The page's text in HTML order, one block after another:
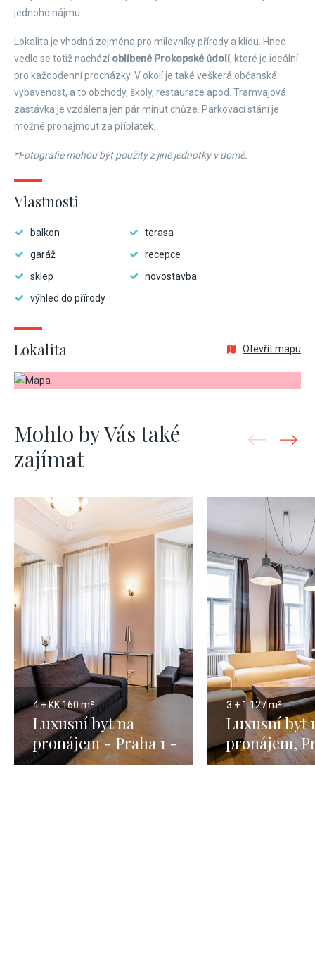
jednoho nájmu.
Lokalita je vhodná zejména pro milovníky přírody a klidu. Hned
vedle se totiž nacházíoblíbené Prokopské údolí, které je ideální
pro každodenní procházky. V okolí je také veškerá občanská
vybavenost, a to obchody, školy, restaurace apod. Tramvajová
zastávka je vzdálena jen pár minut chůze. Parkovací stání je
možné pronajmout za příplatek.
*Fotografie mohou být použity z jiné jednotky v domě.
Vlastnosti
balkon
terasa
garáž
recepce
sklep
novostavba
výhled do přírody
Lokalita Otevřít mapu
Mohlo by Vás také
zajímat
4 + KK160 m²
Luxusní byt na
pronájem - Praha 1 -
Josefov - 160m
3 + 1127 m²
Luxusní byt
pronájem,
Nové Město